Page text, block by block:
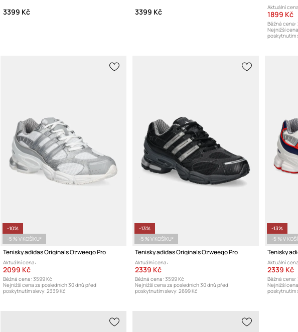
3399 Kč 3399 Kč Aktuální
1899 Kč
Běžná cena:
Nejnižší
poskytnutím
-10%
-5 % V KOŠÍKU*
Tenisky adidas Originals Ozweego Pro
Aktuální cena:
2099 Kč
Běžná cena: 3599 Kč
Nejnižší cena za posledních 30 dnů před
poskytnutím slevy: 2339 Kč
-13%
-5 % V KOŠÍKU*
Tenisky adidas Originals Ozweego Pro
Aktuální cena:
2339 Kč
Běžná cena: 3599 Kč
Nejnižší cena za posledních 30 dnů před
poskytnutím slevy: 2699 Kč
-13%
-5 % V
Tenisky
Aktuální
2339 Kč
Běžná cena:
Nejnižší
poskytnutím